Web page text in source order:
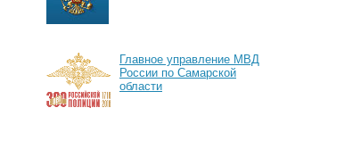
Главное управление МВД
России по Самарской
области